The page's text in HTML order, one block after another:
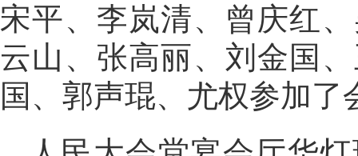
宋平、李岚清、曾庆红
云山、张高丽、刘金国
国、郭声琨、尤权参加了